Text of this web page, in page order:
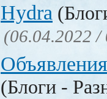
Hydra
(06.04.2022 /
(Блоги -